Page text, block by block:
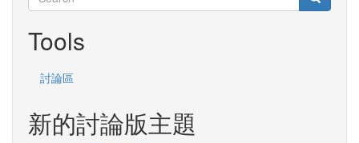
Search
Tools
討論區
新的討論版主題